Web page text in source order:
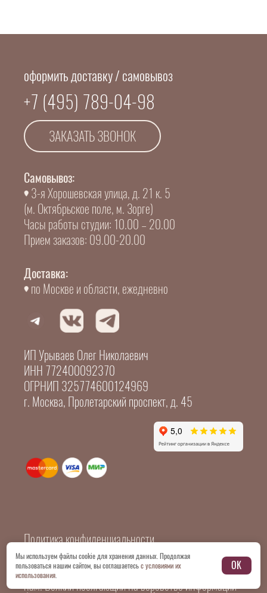
оформить доставку / самовывоз
+7 (495) 789-04-98
ЗАКАЗАТЬ ЗВОНОК
Самовывоз:
3-я Хорошевская улица, д. 21 к. 5
(м. Октябрьское поле, м. Зорге)
Часы работы студии: 10.00 – 20.00
Прием заказов: 09.00-20.00
Доставка:
по Москве и области, ежедневно
ИП Урываев Олег Николаевич
ИНН 772400092370
ОГРНИП 325774600124969
г. Москва, Пролетарский проспект, д. 45
Политика конфиденциальности
© 2026 Все картинки и копирайтинг принадлежат
нам. Всякий посягающий на воровство информации
Мы используем файлы cookie для хранения данных. Продолжая
пользоваться нашим сайтом, вы соглашаетесьс условиями их
использования
OK